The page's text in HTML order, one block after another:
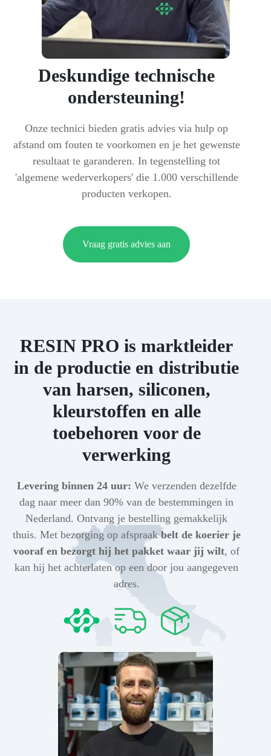
Deskundige technische
ondersteuning!
Onze technici bieden gratis advies via hulp op
afstand om fouten te voorkomen en je het gewenste
resultaat te garanderen. In tegenstelling tot
'algemene wederverkopers' die 1.000 verschillende
producten verkopen.
Vraag gratis advies aan
RESIN PRO is marktleider
in de productie en distributie
van harsen, siliconen,
kleurstoffen en alle
toebehoren voor de
verwerking
Levering binnen 24 uur: We verzenden dezelfde
dag naar meer dan 90% van de bestemmingen in
Nederland. Ontvang je bestelling gemakkelijk
thuis. Met bezorging op afspraakbelt de koerier je
vooraf en bezorgt hij het pakket waar jij wilt, of
kan hij het achterlaten op een door jou aangegeven
adres.